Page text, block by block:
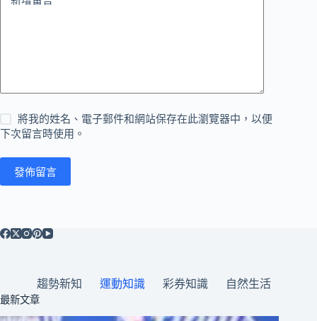
將我的姓名、電子郵件和網站保存在此瀏覽器中，以便
下次留言時使用。
發佈留言
趨勢新知 運動知識 彩券知識 自然生活
最新文章